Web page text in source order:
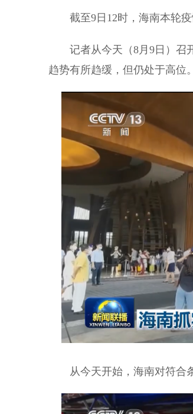
截至9日12时，海南本轮疫
记者从今天（8月9日）召开
趋势有所趋缓，但仍处于高位。
从今天开始，海南对符合条